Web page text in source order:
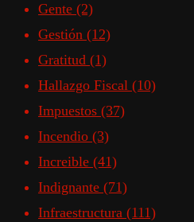
Gente (2)
Gestión (12)
Gratitud (1)
Hallazgo Fiscal (10)
Impuestos (37)
Incendio (3)
Increible (41)
Indignante (71)
Infraestructura (111)